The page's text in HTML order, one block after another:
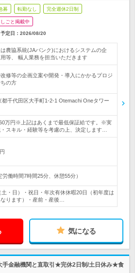
募 転勤なし 完全週休2日制
ごと掲載中
定日： 2026/08/20
農協系統(JAバンク)におけるシステムの企
等、 幅人業務を担当いただきます
修等の企画立案や開発・導入にかかるプロジ
の方
千代田区大手町1-2-1 Otemachi Oneタワー
万円※上記はあくまで最低保証給です。※実
スキル・経験等を考慮の上、決定します…
働時間7時間25分、休憩55分）
・日）・祝日・年次有休休暇20日（初年度は
ります）・産前・産後…
気になる
手金融機関と直取引★完休2日制/土日休み★食